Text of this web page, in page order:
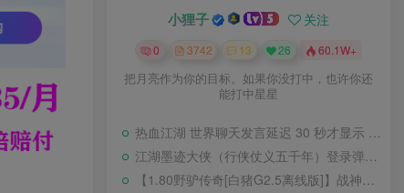
小狸子 关注
0 3742 13 26 60.1W+
把月亮作为你的目标。如果你没打中，也许你还
能打中星星
热血江湖 世界聊天发言延迟 30 秒才显示 BUG 修复教程
江湖墨迹大侠（行侠仗义五千年）登录弹出 WELCOME 提示无法进游戏修复教程
【1.80野驴传奇[白猪G2.5离线版]】战神引擎WIN服务端+GM工具+充值后台+安卓+架设教程